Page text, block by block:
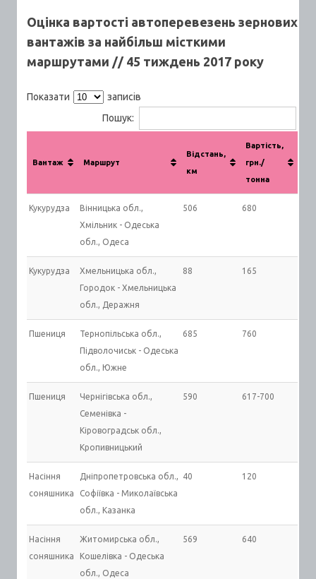
Оцінка вартості автоперевезень зернових
вантажів за найбільш місткими
маршрутами // 45 тиждень 2017 року
Показати
записів
Пошук:
Вантаж Маршрут
Відстань,
км
Вартість,
грн./
тонна
Кукурудза
Вінницька обл.,
Хмільник - Одеська
обл., Одеса
506 680
Кукурудза
Хмельницька обл.,
Городок - Хмельницька
обл., Деражня
88 165
Пшениця
Тернопільська обл.,
Підволочиськ - Одеська
обл., Южне
685 760
Пшениця
Чернігівська обл.,
Семенівка -
Кіровоградськ обл.,
Кропивницький
590 617-700
Насіння
соняшника
Дніпропетровська обл.,
Софіївка - Миколаївська
обл., Казанка
40 120
Насіння
соняшника
Житомирська обл.,
Кошелівка - Одеська
обл., Одеса
569 640